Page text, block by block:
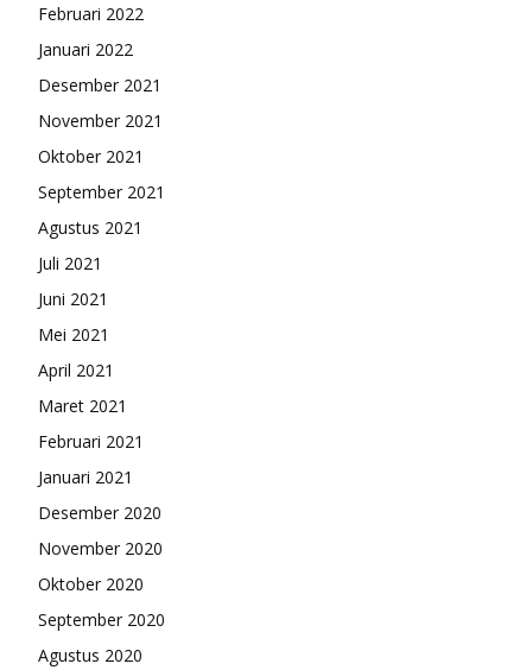
Februari 2022
Januari 2022
Desember 2021
November 2021
Oktober 2021
September 2021
Agustus 2021
Juli 2021
Juni 2021
Mei 2021
April 2021
Maret 2021
Februari 2021
Januari 2021
Desember 2020
November 2020
Oktober 2020
September 2020
Agustus 2020